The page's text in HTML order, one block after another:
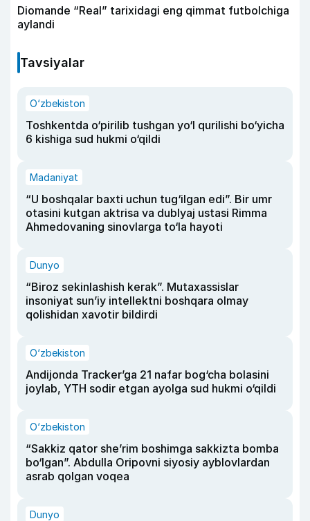
Diomande “Real” tarixidagi eng qimmat futbolchiga
aylandi
Tavsiyalar
O‘zbekiston
Toshkentda o‘pirilib tushgan yo‘l qurilishi bo‘yicha
6 kishiga sud hukmi o‘qildi
Madaniyat
“U boshqalar baxti uchun tug‘ilgan edi”. Bir umr
otasini kutgan aktrisa va dublyaj ustasi Rimma
Ahmedovaning sinovlarga to‘la hayoti
Dunyo
“Biroz sekinlashish kerak”. Mutaxassislar
insoniyat sun’iy intellektni boshqara olmay
qolishidan xavotir bildirdi
O‘zbekiston
Andijonda Tracker’ga 21 nafar bog‘cha bolasini
joylab, YTH sodir etgan ayolga sud hukmi o‘qildi
O‘zbekiston
“Sakkiz qator she’rim boshimga sakkizta bomba
bo‘lgan”. Abdulla Oripovni siyosiy ayblovlardan
asrab qolgan voqea
Dunyo